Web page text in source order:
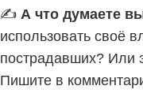
✍️ А что думаете
использовать своё
пострадавших? Или
Пишите в